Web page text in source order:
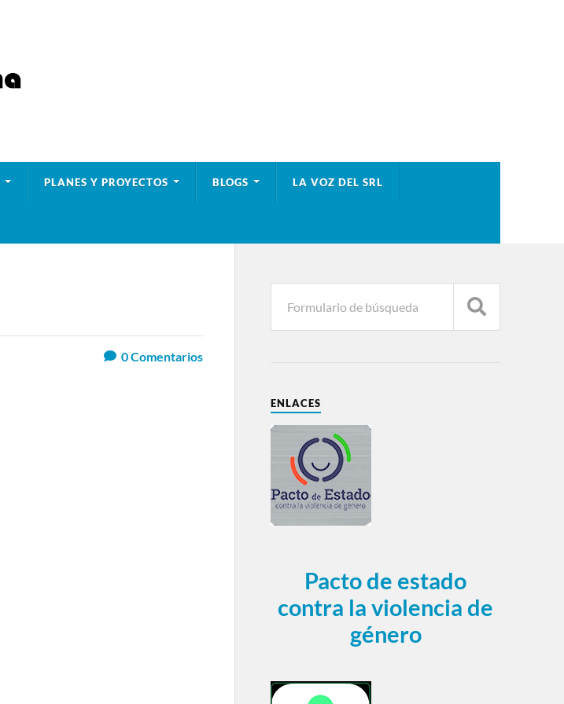
PLANES Y PROYECTOS BLOGS LA VOZ DEL SRL
0Comentarios
ENLACES
Pacto de estado
contra la violencia de
género